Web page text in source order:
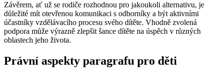
Závěrem, ať už se rodiče rozhodnou pro jakoukoli alternativu, je
důležité mít otevřenou komunikaci s odborníky a být aktivními
účastníky vzdělávacího procesu svého dítěte. Vhodně zvolená
podpora může výrazně zlepšit šance dítěte na úspěch v různých
oblastech jeho života.
Právní aspekty paragrafu pro děti